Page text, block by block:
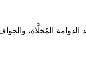
المُحَلَّأة،